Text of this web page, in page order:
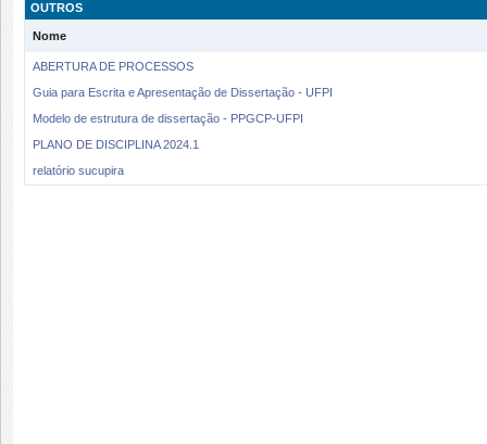
OUTROS
Nome
ABERTURA DE PROCESSOS
Guia para Escrita e Apresentação de Dissertação - UFPI
Modelo de estrutura de dissertação - PPGCP-UFPI
PLANO DE DISCIPLINA 2024.1
relatório sucupira